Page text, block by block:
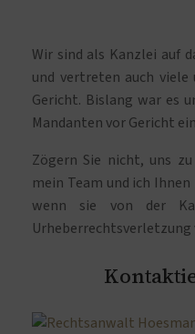
Wir sind als Kanzlei auf
und vertreten auch viele
Gericht. Bislang war es
Mandanten vor Gericht
Zögern Sie nicht, uns
mein Team und ich
wenn sie von der